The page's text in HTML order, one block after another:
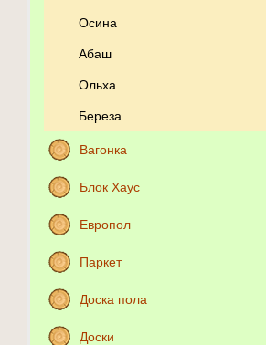
Осина
Абаш
Ольха
Береза
Вагонка
Блок Хаус
Европол
Паркет
Доска пола
Доски